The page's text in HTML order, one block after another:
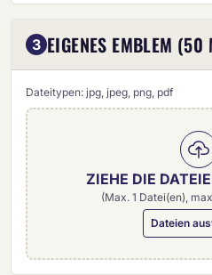
3 EIGENES EMBLEM (50
Dateitypen: jpg, jpeg, png, pdf
ZIEHE DIE
(Max. 1 Datei(en),
Dateien